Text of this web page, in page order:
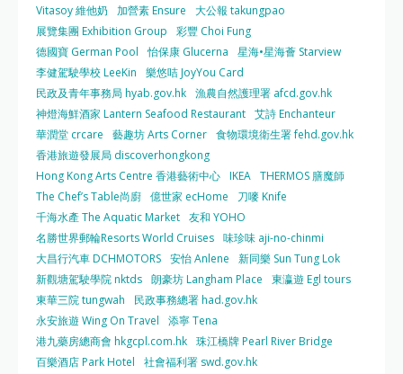
Vitasoy 維他奶
加營素 Ensure
大公報 takungpao
展覽集團 Exhibition Group
彩豐 Choi Fung
德國寶 German Pool
怡保康 Glucerna
星海•星海薈 Starview
李健駕駛學校 LeeKin
樂悠咭 JoyYou Card
民政及青年事務局 hyab.gov.hk 漁農自然護理署 afcd.gov.hk
神燈海鮮酒家 Lantern Seafood Restaurant 艾詩 Enchanteur
華潤堂 crcare
藝趣坊 Arts Corner 食物環境衛生署 fehd.gov.hk
香港旅遊發展局 discoverhongkong
Hong Kong Arts Centre 香港藝術中心 IKEA THERMOS 膳魔師
The Chef’s Table尚廚 億世家 ecHome
刀嘜 Knife
千海水產 The Aquatic Market 友和 YOHO
名勝世界郵輪Resorts World Cruises 味珍味 aji-no-chinmi
大昌行汽車 DCHMOTORS 安怡 Anlene
新同樂 Sun Tung Lok
新觀塘駕駛學院 nktds 朗豪坊 Langham Place
東瀛遊 Egl tours
東華三院 tungwah
民政事務總署 had.gov.hk
永安旅遊 Wing On Travel
添寧 Tena
港九藥房總商會 hkgcpl.com.hk 珠江橋牌 Pearl River Bridge
百樂酒店 Park Hotel
社會福利署 swd.gov.hk